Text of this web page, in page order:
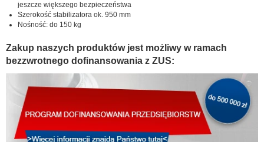
jeszcze większego bezpieczeństwa
Szerokość stabilizatora ok. 950 mm
Nośność: do 150 kg
Zakup naszych produktów jest możliwy w ramach
bezzwrotnego dofinansowania z ZUS: